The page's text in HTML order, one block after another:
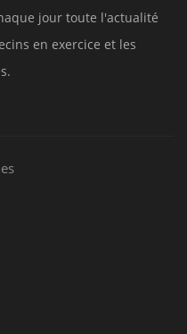
jour toute l'actualité
en exercice et les